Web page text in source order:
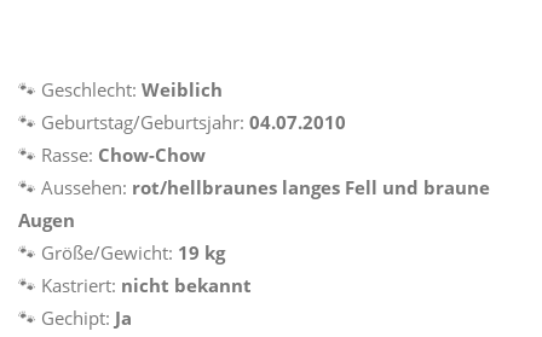
🐾 Geschlecht: Weiblich
🐾 Geburtstag/Geburtsjahr: 04.07.2010
🐾 Rasse: Chow-Chow
🐾 Aussehen: rot/hellbraunes langes Fell und braune
Augen
🐾 Größe/Gewicht: 19 kg
🐾 Kastriert: nicht bekannt
🐾 Gechipt: Ja